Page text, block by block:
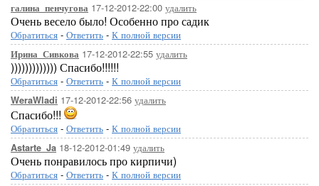
галина_пенчугова 17-12-2012-22:00 удалить
Очень весело было! Особенно про садик
Обратиться - Ответить - К полной версии
Ирина_Сивкова 17-12-2012-22:55 удалить
))))))))))))) Спасибо!!!!!!
Обратиться - Ответить - К полной версии
WeraWladi 17-12-2012-22:56 удалить
Спасибо!!!
Обратиться - Ответить - К полной версии
Astarte_Ja 18-12-2012-01:49 удалить
Очень понравилось про кирпичи)
Обратиться - Ответить - К полной версии